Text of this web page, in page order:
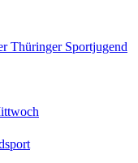
Thüringer Sportjugend